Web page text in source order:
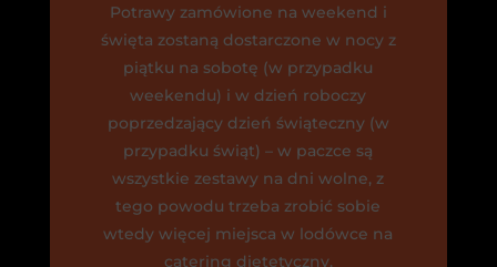
Potrawy zamówione na weekend i
święta zostaną dostarczone w nocy z
piątku na sobotę (w przypadku
weekendu) i w dzień roboczy
poprzedzający dzień świąteczny (w
przypadku świąt) – w paczce są
wszystkie zestawy na dni wolne, z
tego powodu trzeba zrobić sobie
wtedy więcej miejsca w lodówce na
catering dietetyczny.